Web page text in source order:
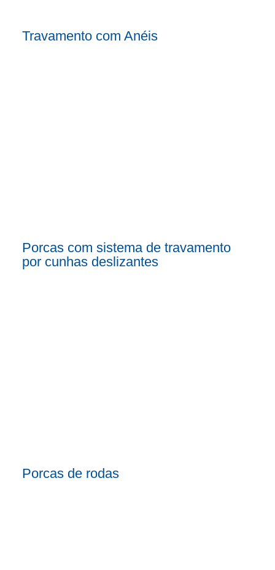
Travamento com Anéis
Porcas com sistema de travamento
por cunhas deslizantes
Porcas de rodas